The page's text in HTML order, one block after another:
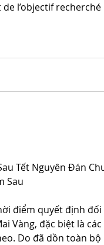
l’objectif
Tết Nguyên Đán
Sau
điểm quyết định đối
Vàng, đặc biệt là
Do đã dồn toàn